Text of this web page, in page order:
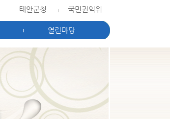
태안군청 국민권익위
| 열린마당